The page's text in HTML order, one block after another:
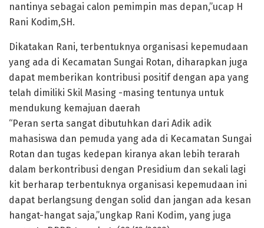
nantinya sebagai calon pemimpin mas depan,”ucap H
Rani Kodim,SH.
Dikatakan Rani, terbentuknya organisasi kepemudaan
yang ada di Kecamatan Sungai Rotan, diharapkan juga
dapat memberikan kontribusi positif dengan apa yang
telah dimiliki Skil Masing -masing tentunya untuk
mendukung kemajuan daerah
“Peran serta sangat dibutuhkan dari Adik adik
mahasiswa dan pemuda yang ada di Kecamatan Sungai
Rotan dan tugas kedepan kiranya akan lebih terarah
dalam berkontribusi dengan Presidium dan sekali lagi
kit berharap terbentuknya organisasi kepemudaan ini
dapat berlangsung dengan solid dan jangan ada kesan
hangat-hangat saja,”ungkap Rani Kodim, yang juga